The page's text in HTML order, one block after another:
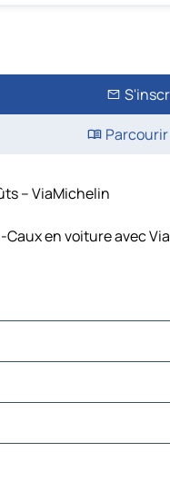
– ViaMichelin
en voiture avec